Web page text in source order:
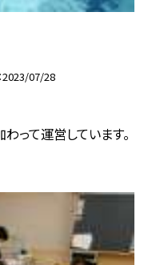
2023/07/28
って運営しています。